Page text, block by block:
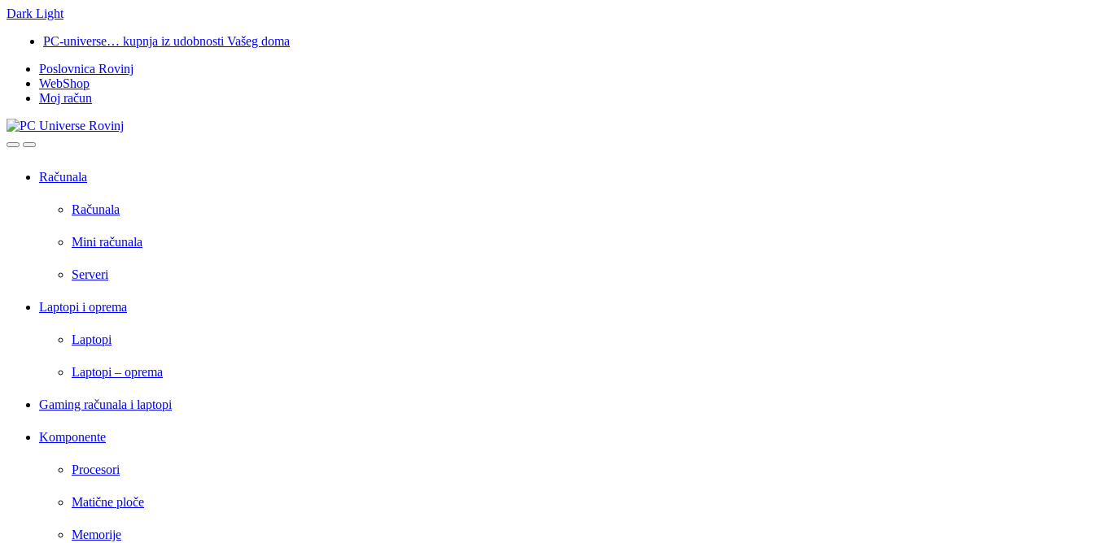
Dark Light
navigation
content
PC-universe… kupnja iz udobnosti Vašeg doma
Poslovnica Rovinj
WebShop
Moj račun
OpenClose
Računala
Računala
Mini računala
Serveri
Laptopi i oprema
Laptopi
Laptopi – oprema
Gaming računala i laptopi
Komponente
Procesori
Matične ploče
Memorije